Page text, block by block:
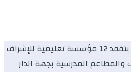
الدكتور نوفل كديلي يتفقد 12 مؤسسة تعليمية للإشراف
والمطاعم المدرسية بجهة الدار